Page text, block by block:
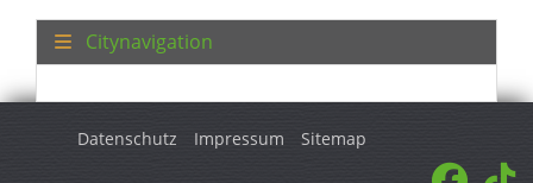
Citynavigation
Datenschutz Impressum Sitemap